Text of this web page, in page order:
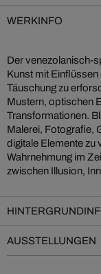
WERKINFO
Der venezolanisch-
Kunst mit
Täuschung zu
Mustern, optischen
Transformationen.
Malerei, Fotografie,
digitale Elemente zu
Wahrnehmung im
zwischen Illusion,
AUSSTELLUNGEN